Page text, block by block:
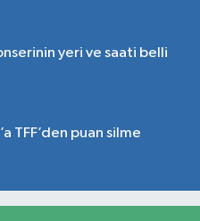
yeri ve saati belli
TFF’den puan silme